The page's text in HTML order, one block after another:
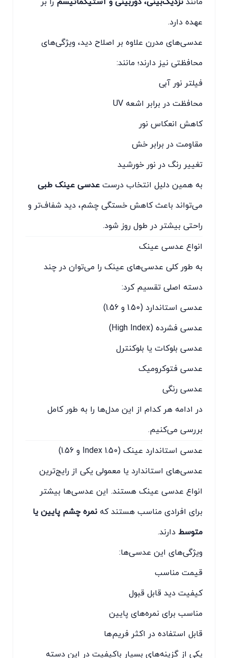
عهده دارد.
عدسی‌های مدرن علاوه بر اصلاح دید، ویژگی‌های
محافظتی نیز دارند؛ مانند:
فیلتر نور آبی
محافظت در برابر اشعه UV
کاهش انعکاس نور
مقاومت در برابر خش
تغییر رنگ در نور خورشید
به همین دلیل انتخاب درست عدسی عینک طبی
می‌تواند باعث کاهش خستگی چشم، دید شفاف‌تر و
راحتی بیشتر در طول روز شود.
انواع عدسی عینک
به طور کلی عدسی‌های عینک را می‌توان در چند
دسته اصلی تقسیم کرد:
عدسی استاندارد (1.50 و 1.56)
عدسی فشرده (High Index)
عدسی بلوکات یا بلوکنترل
عدسی فتوکرومیک
عدسی رنگی
در ادامه هر کدام از این مدل‌ها را به طور کامل
بررسی می‌کنیم.
عدسی استاندارد عینک (Index 1.50 و 1.56)
عدسی‌های استاندارد یا معمولی یکی از رایج‌ترین
انواع عدسی عینک هستند. این عدسی‌ها بیشتر
برای افرادی مناسب هستند که نمره چشم پایین یا
متوسط دارند.
ویژگی‌های این عدسی‌ها:
قیمت مناسب
کیفیت دید قابل قبول
مناسب برای نمره‌های پایین
قابل استفاده در اکثر فریم‌ها
یکی از گزینه‌های بسیار باکیفیت در این دسته